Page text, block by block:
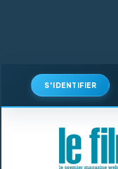
S'IDENTIFIER